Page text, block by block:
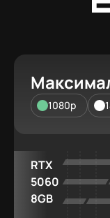
1080p
RTX
5060
8GB